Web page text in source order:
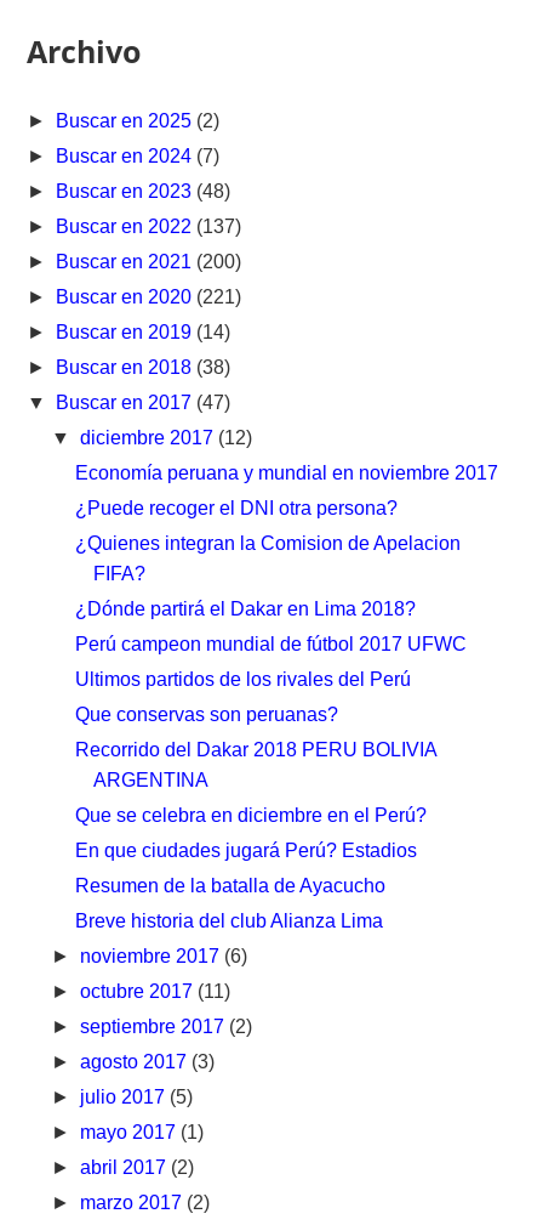
Archivo
► Buscar en 2025 (2)
► Buscar en 2024 (7)
► Buscar en 2023 (48)
► Buscar en 2022 (137)
► Buscar en 2021 (200)
► Buscar en 2020 (221)
► Buscar en 2019 (14)
► Buscar en 2018 (38)
▼ Buscar en 2017 (47)
▼ diciembre 2017 (12)
Economía peruana y mundial en noviembre 2017
¿Puede recoger el DNI otra persona?
¿Quienes integran la Comision de Apelacion
FIFA?
¿Dónde partirá el Dakar en Lima 2018?
Perú campeon mundial de fútbol 2017 UFWC
Ultimos partidos de los rivales del Perú
Que conservas son peruanas?
Recorrido del Dakar 2018 PERU BOLIVIA
ARGENTINA
Que se celebra en diciembre en el Perú?
En que ciudades jugará Perú? Estadios
Resumen de la batalla de Ayacucho
Breve historia del club Alianza Lima
► noviembre 2017 (6)
► octubre 2017 (11)
► septiembre 2017 (2)
► agosto 2017 (3)
► julio 2017 (5)
► mayo 2017 (1)
► abril 2017 (2)
► marzo 2017 (2)